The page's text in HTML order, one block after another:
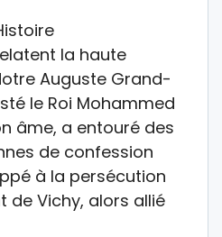
la haute
Auguste Grand-
le Roi Mohammed
âme, a entouré des
de confession
à la persécution
de Vichy, alors allié